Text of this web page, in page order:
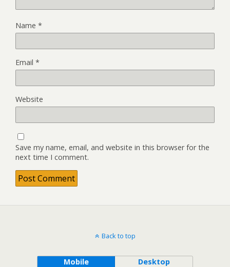
Name *
Email *
Website
Save my name, email, and website in this browser for the
next time I comment.
Back to top
Mobile Desktop